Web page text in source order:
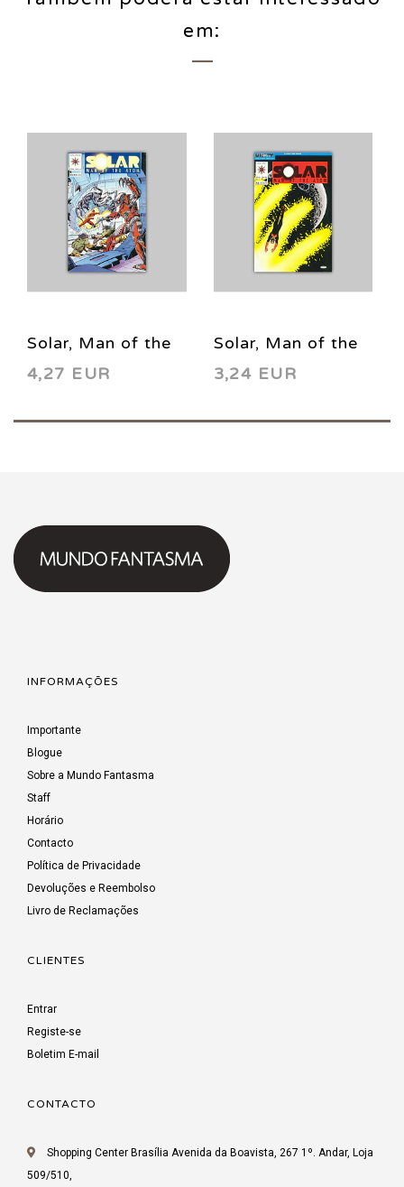
em:
Solar, Man of the
Atom 6 1992
4,27 EUR
Solar, Man of the
Atom 12 1992
3,24 EUR
INFORMAÇÕES
Importante
Blogue
Sobre a Mundo Fantasma
Staff
Horário
Contacto
Política de Privacidade
Devoluções e Reembolso
Livro de Reclamações
CLIENTES
Entrar
Registe-se
Boletim E-mail
CONTACTO
Shopping Center Brasília Avenida da Boavista, 267 1º. Andar, Loja
509/510,